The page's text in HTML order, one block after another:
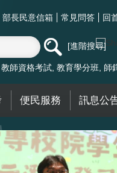
部長民意信箱 常見問答 回
進階搜尋
教師資格考試 教育學分班 師
便民服務 訊息公